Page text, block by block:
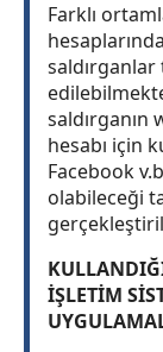
Farklı
saldırganın
hesabı için
Facebook
olabileceği
İŞLETİM